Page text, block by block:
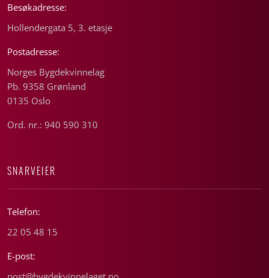
Besøkadresse:
Hollendergata 5, 3. etasje
Postadresse:
Norges Bygdekvinnelag
Pb. 9358 Grønland
0135 Oslo
Ord. nr.: 940 590 310
SNARVEIER
Telefon:
22 05 48 15
E-post: